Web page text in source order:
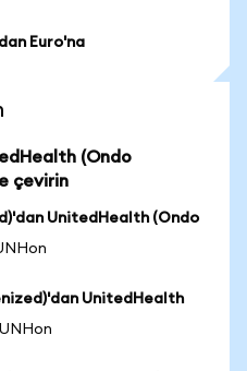
Euro'na
(Ondo
çevirin
UnitedHealth (Ondo
UnitedHealth